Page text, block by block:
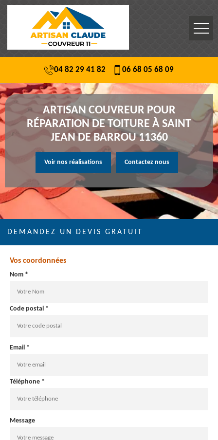
04 82 29 41 82 06 68 05 68 09
ARTISAN COUVREUR POUR
RÉPARATION DE TOITURE À SAINT
JEAN DE BARROU 11360
Voir nos réalisations Contactez nous
DEMANDEZ UN DEVIS GRATUIT
Vos coordonnées
Nom *
Code postal *
Email *
Téléphone *
Message